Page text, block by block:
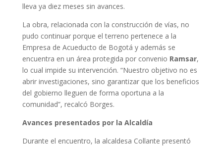
lleva ya diez meses sin avances.
La obra, relacionada con la construcción de vías, no
pudo continuar porque el terreno pertenece a la
Empresa de Acueducto de Bogotá y además se
encuentra en un área protegida por convenio Ramsar,
lo cual impide su intervención. “Nuestro objetivo no es
abrir investigaciones, sino garantizar que los beneficios
del gobierno lleguen de forma oportuna a la
comunidad”, recalcó Borges.
Avances presentados por la Alcaldía
Durante el encuentro, la alcaldesa Collante presentó